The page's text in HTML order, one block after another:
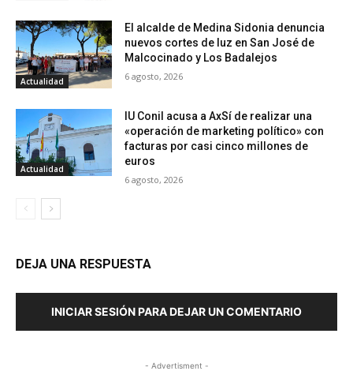
Actualidad
El alcalde de Medina Sidonia denuncia
nuevos cortes de luz en San José de
Malcocinado y Los Badalejos
6 agosto, 2026
Actualidad
IU Conil acusa a AxSí de realizar una
«operación de marketing político» con
facturas por casi cinco millones de
euros
6 agosto, 2026
DEJA UNA RESPUESTA
INICIAR SESIÓN PARA DEJAR UN COMENTARIO
- Advertisment -